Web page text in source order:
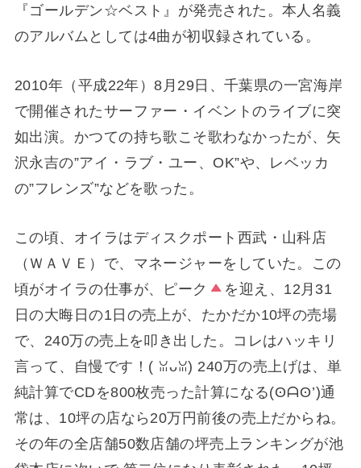
『ゴールデン☆ベスト』が発売された。本人名義
のアルバムとしては4曲が初収録されている。
2010年（平成22年）8月29日、千葉県の一宮海岸
で開催されたサーファー・イベントのライブに突
如出演。かつての持ち歌こそ歌わなかったが、矢
沢永吉の”アイ・ラブ・ユー、OK”や、レベッカ
の”フレンズ”などを歌った。
この頃、オイラはディスクポート西武・山科店
（ＷＡＶＥ）で、マネージャーをしていた。この
頃がオイラの仕事が、ピーク
を迎え、12月31
日の大晦日の1日の売上が、たかだか10坪の売場
で、240万の売上を叩き出した。コレはハッキリ
言って、自慢です！(⁠ ⁠ꈍ⁠ᴗ⁠ꈍ⁠) 240万の売上げは、単
純計算でCDを800枚売った計算になる(⁠ʘ⁠ᗩ⁠ʘ⁠’⁠)通
常は、10坪の店なら20万円前後の売上だからね。
その年の全店舗50数店舗の坪売上ランキングが池